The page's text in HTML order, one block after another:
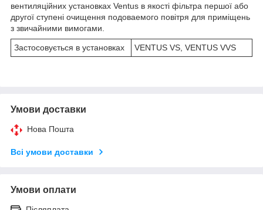
вентиляційних установках Ventus в якості фільтра першої або
другої ступені очищення подоваемого повітря для приміщень
з звичайними вимогами.
Застосовується в установках VENTUS VS, VENTUS VVS
Умови доставки
Нова Пошта
Всі умови доставки
Умови оплати